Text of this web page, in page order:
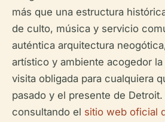
más que una estructura
de culto, música y servicio
auténtica arquitectura
artístico y ambiente acogedor
visita obligada para cualquiera
pasado y el presente de
consultando el sitio web oficial